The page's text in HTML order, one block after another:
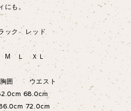
にも。
ック レッド
М Ｌ ＸＬ
ウエスト
68.0cm
72.0cm